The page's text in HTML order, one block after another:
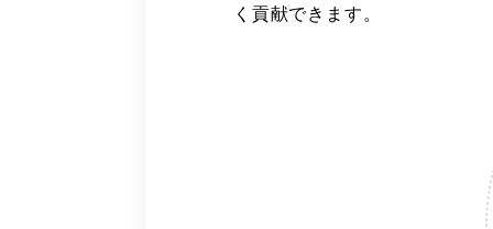
く貢献できます。